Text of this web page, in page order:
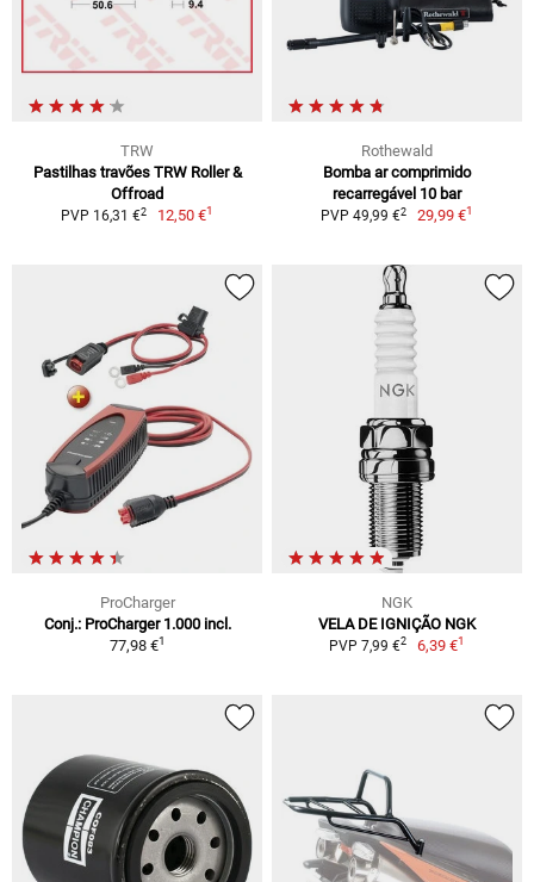
TRW
Pastilhas travões TRW Roller &
Offroad
PVP 16,31 €2 12,50 €1
Rothewald
Bomba ar comprimido
recarregável 10 bar
PVP 49,99 €2 29,99 €1
ProCharger
Conj.: ProCharger 1.000 incl.
77,98 €1
NGK
VELA DE IGNIÇÃO NGK
PVP 7,99 €2 6,39 €1